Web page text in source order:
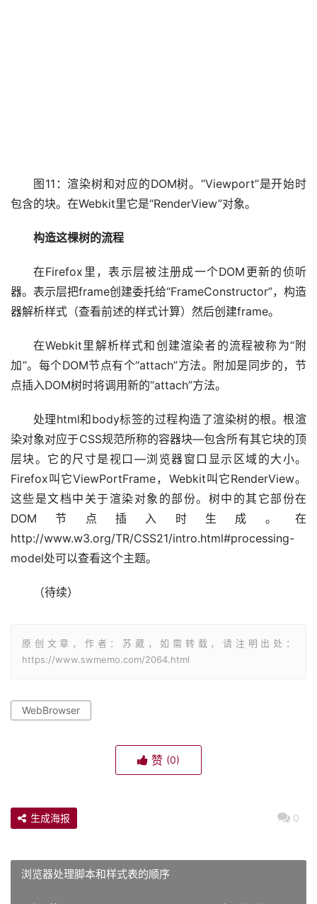
图11：渲染树和对应的DOM树。“Viewport”是开始时
包含的块。在Webkit里它是“RenderView”对象。
构造这棵树的流程
在Firefox里，表示层被注册成一个DOM更新的侦听
器。表示层把frame创建委托给“FrameConstructor”，构造
器解析样式（查看前述的样式计算）然后创建frame。
在Webkit里解析样式和创建渲染者的流程被称为“附
加”。每个DOM节点有个“attach”方法。附加是同步的，节
点插入DOM树时将调用新的“attach”方法。
处理html和body标签的过程构造了渲染树的根。根渲
染对象对应于CSS规范所称的容器块—包含所有其它块的顶
层块。它的尺寸是视口—浏览器窗口显示区域的大小。
Firefox叫它ViewPortFrame，Webkit叫它RenderView。
这些是文档中关于渲染对象的部份。树中的其它部份在
DOM节点插入时生成。在
http://www.w3.org/TR/CSS21/intro.html#processing-
model处可以查看这个主题。
（待续）
原创文章，作者：苏葳，如需转载，请注明出处：
https://www.swmemo.com/2064.html
WebBrowser
赞 (0)
0
生成海报
浏览器处理脚本和样式表的顺序